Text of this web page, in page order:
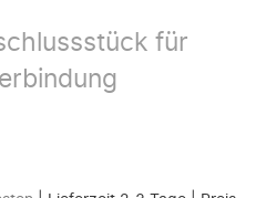
für